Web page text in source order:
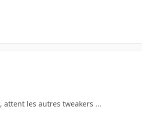
, attent les autres tweakers ...